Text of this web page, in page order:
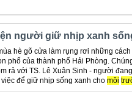
người giữ nhịp xanh
hè gõ cửa làm rụng rơi những
phố của thành phố Hải Phòng.
rả với TS. Lê Xuân Sinh - người
để giữ nhịp sống xanh cho môi